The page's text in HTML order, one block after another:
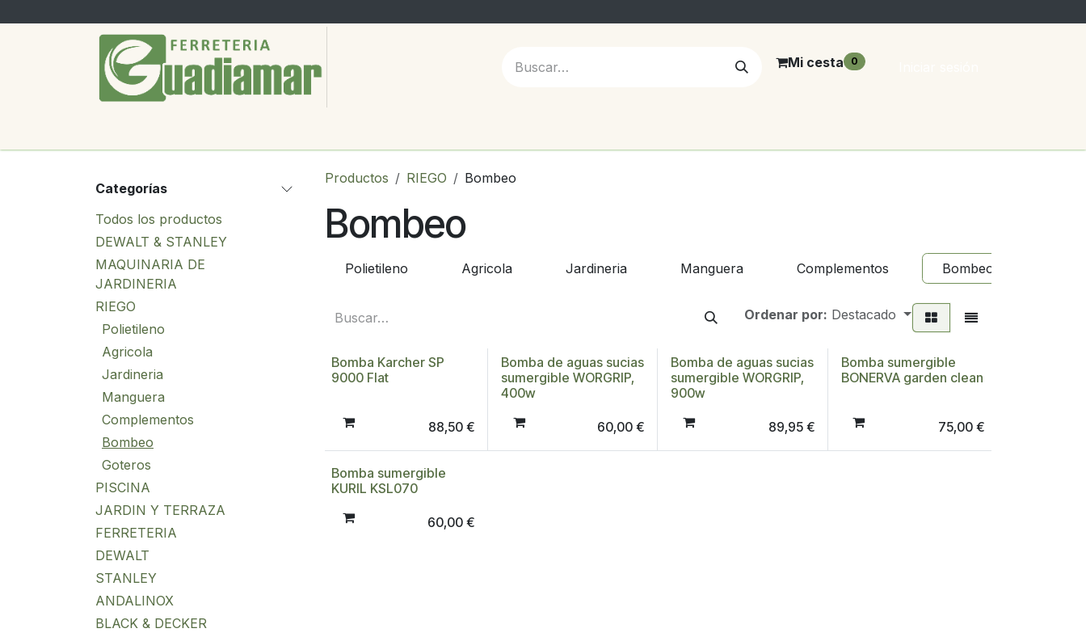
Mi cesta 0
Categorías
Todos los productos
DEWALT & STANLEY
MAQUINARIA DE
JARDINERIA
RIEGO
Polietileno
Agricola
Jardineria
Manguera
Complementos
Bombeo
Goteros
PISCINA
JARDIN Y TERRAZA
FERRETERIA
DEWALT
STANLEY
ANDALINOX
BLACK & DECKER
Productos RIEGO Bombeo
Bombeo
Polietileno Agricola Jardineria Manguera Complementos Bombeo
Ordenar por: Destacado
Bomba Karcher SP
9000 Flat
88,50 €
Bomba de aguas sucias
sumergible WORGRIP,
400w
60,00 €
Bomba de aguas sucias
sumergible WORGRIP,
900w
89,95€
Bomba sumergible
BONERVA garden clean
75,00€
Bomba sumergible
KURIL KSL070
60,00 €